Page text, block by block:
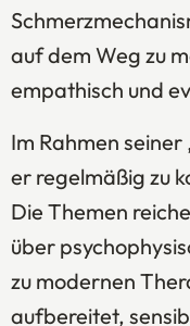
auf dem Weg zu
empathisch und
Im Rahmen
er regelmäßig zu
Die Themen
über
zu modernen
aufbereitet,